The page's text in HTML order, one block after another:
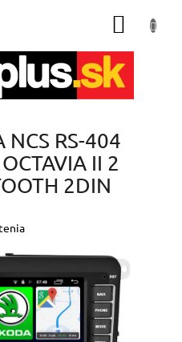
NCS RS-404
II 2
2DIN